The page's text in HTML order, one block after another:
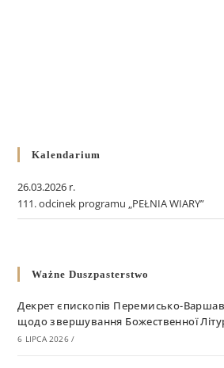
Kalendarium
26.03.2026 r.
111. odcinek programu „PEŁNIA WIARY”
Ważne Duszpasterstwo
Декрет єпископів Перемисько-
щодо звершування Божественної
6 LIPCA 2026 /